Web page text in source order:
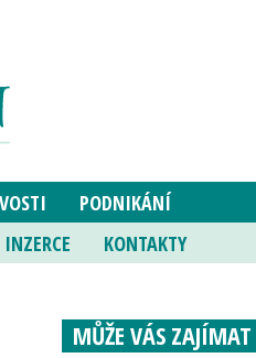
PODNIKÁNÍ
INZERCE KONTAKTY
MŮŽE VÁS ZAJÍMAT